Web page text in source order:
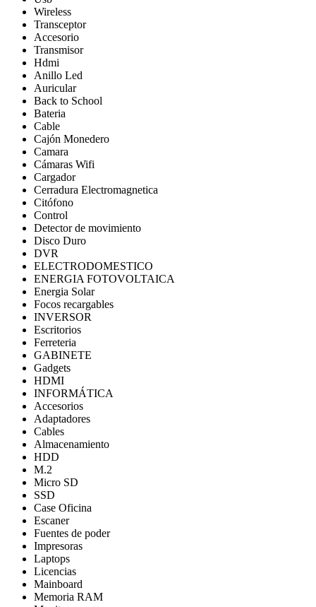
Wireless
Transceptor
Accesorio
Transmisor
Hdmi
Anillo Led
Auricular
Back to School
Bateria
Cable
Cajón Monedero
Camara
Cámaras Wifi
Cargador
Cerradura Electromagnetica
Citófono
Control
Detector de movimiento
Disco Duro
DVR
ELECTRODOMESTICO
ENERGIA FOTOVOLTAICA
Energia Solar
Focos recargables
INVERSOR
Escritorios
Ferreteria
GABINETE
Gadgets
HDMI
INFORMÁTICA
Accesorios
Adaptadores
Cables
Almacenamiento
HDD
M.2
Micro SD
SSD
Case Oficina
Escaner
Fuentes de poder
Impresoras
Laptops
Licencias
Mainboard
Memoria RAM